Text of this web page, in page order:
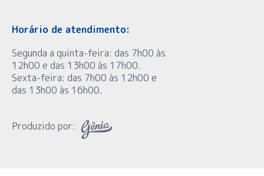
Horário de atendimento:
Segunda a quinta-feira: das 7h00 às
12h00 e das 13h00 às 17h00.
Sexta-feira: das 7h00 às 12h00 e
das 13h00 às 16h00.
Produzido por: